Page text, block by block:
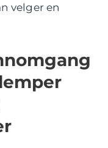
velger en